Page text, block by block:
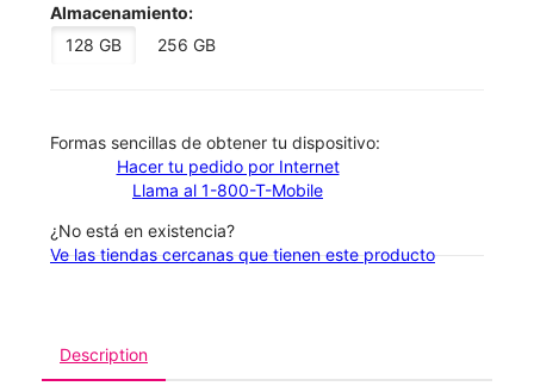
Almacenamiento:
128 GB
256 GB
​​​​​​​Formas sencillas de obtener tu dispositivo:
Hacer tu pedido por Internet
Llama al 1-800-T-Mobile
¿No está en existencia?
Ve las tiendas cercanas que tienen este producto
Description